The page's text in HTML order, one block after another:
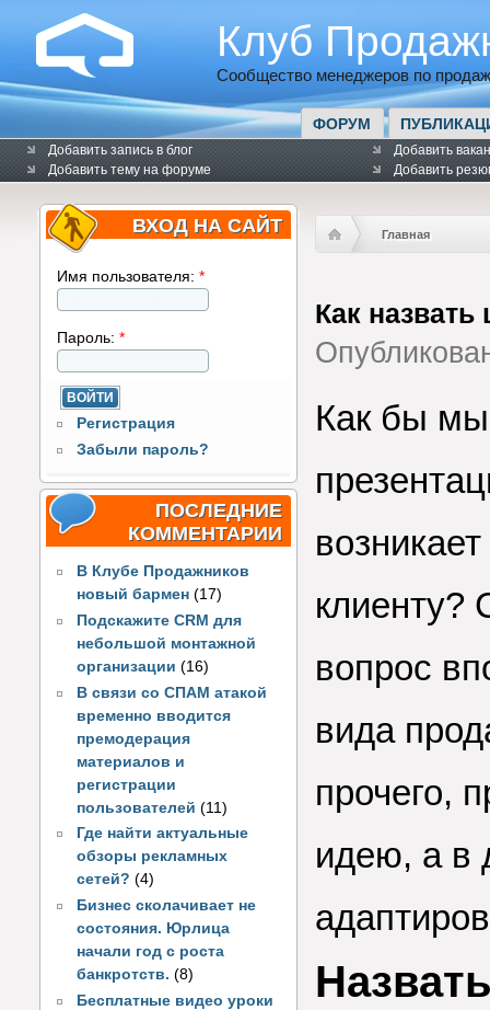
Клуб
Сообщество менеджеров по
ФОРУМ
Добавить запись в блог
Добавить тему на форуме
Добавить
Добавить
ВХОД НА САЙТ
Имя пользователя: *
Пароль: *
Регистрация
Забыли пароль?
ПОСЛЕДНИЕ
КОММЕНТАРИИ
В Клубе Продажников
новый бармен (17)
Подскажите CRM для
небольшой монтажной
организации (16)
В связи со СПАМ атакой
временно вводится
премодерация
материалов и
регистрации
пользователей(11)
Где найти актуальные
обзоры рекламных
сетей? (4)
Бизнес сколачивает не
состояния. Юрлица
начали год с роста
банкротств. (8)
Бесплатные видео уроки
Главная
Как назвать
Как бы
клиенту?
вопрос
вида
прочего,
идею, а в